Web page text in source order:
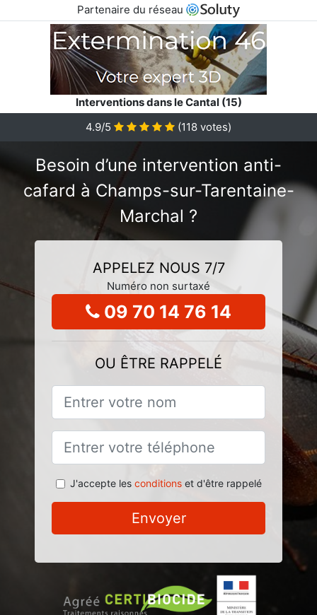
Partenaire du réseau
Interventions dans le Cantal (15)
4.9/5
(118 votes)
Besoin d’une intervention anti-
cafard à Champs-sur-Tarentaine-
Marchal ?
APPELEZ NOUS 7/7
Numéro non surtaxé
09 70 14 76 14
OU ÊTRE RAPPELÉ
J'accepte les conditionset d'être rappelé
Envoyer